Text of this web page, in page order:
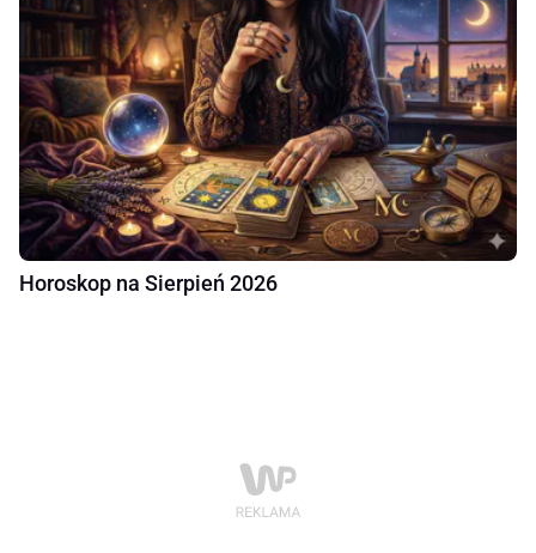
Horoskop na Sierpień 2026